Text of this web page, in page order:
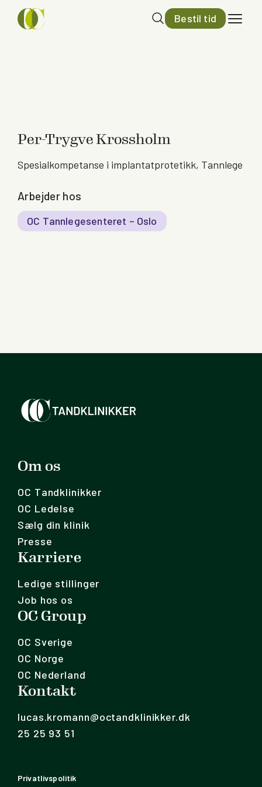
Bestil tid
Per-Trygve Krossholm
Spesialkompetanse i implantatprotetikk, Tannlege
Arbejder hos
OC Tannlegesenteret – Oslo
Om os
OC Tandklinikker
OC Ledelse
Sælg din klinik
Presse
Karriere
Ledige stillinger
Job hos os
OC Group
OC Sverige
OC Norge
OC Nederland
Kontakt
lucas.kromann@octandklinikker.dk
25 25 93 51
Privatlivspolitik